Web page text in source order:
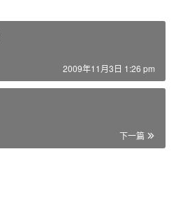
2009年11月3日 1:26 pm
下一篇